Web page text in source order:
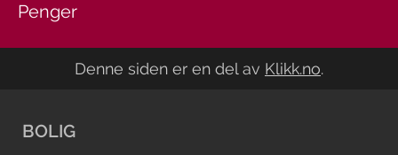
Penger
Denne siden er en del av Klikk.no.
BOLIG